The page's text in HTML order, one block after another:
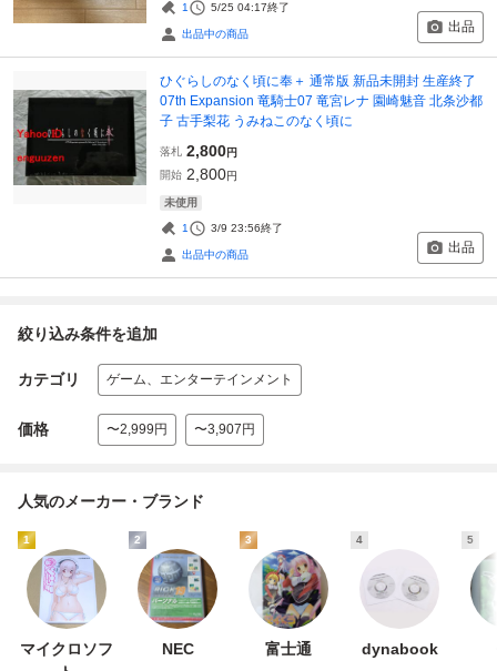
1 5/25 04:17終了
出品中の商品 出品
ひぐらしのなく頃に奉＋ 通常版 新品未開封 生産終了
07th Expansion 竜騎士07 竜宮レナ 園崎魅音 北条沙都
子 古手梨花 うみねこのなく頃に
落札 2,800円
開始 2,800円
未使用
1 3/9 23:56終了
出品中の商品 出品
絞り込み条件を追加
カテゴリ ゲーム、エンターテインメント
価格 〜2,999円 〜3,907円
人気のメーカー・ブランド
1
マイクロソフ
2
NEC
3
富士通
4
dynabook
5